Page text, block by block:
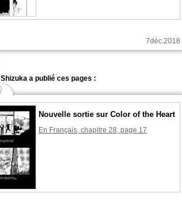
7déc.2018
Shizuka a publié ces pages :
Nouvelle sortie sur Color of the Heart
En Français, chapitre 28, page 17